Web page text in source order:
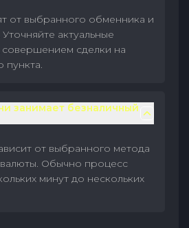
от выбранного обменника и
актуальные
сделки на
пункта.
занимает безналичный
от выбранного метода
Обычно процесс
минут до нескольких